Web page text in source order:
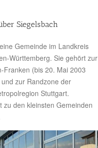
Siegelsbach
Gemeinde im Landkreis
Württemberg. Sie gehört zur
Franken (bis 20. Mai 2003
zur Randzone der
Stuttgart.
zu den kleinsten Gemeinden